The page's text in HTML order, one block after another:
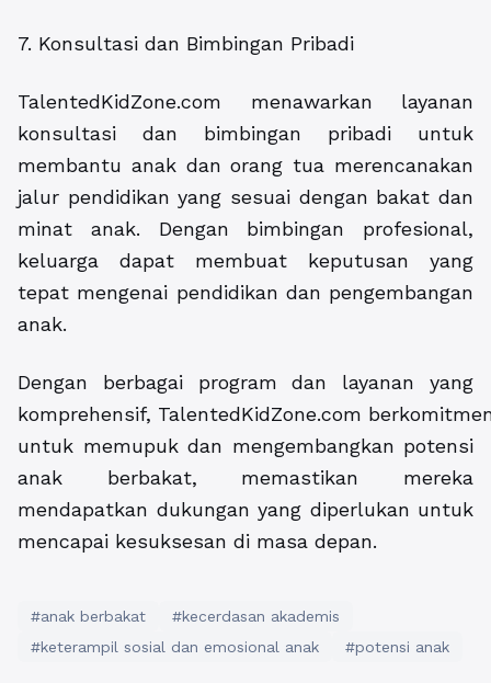
7. Konsultasi dan Bimbingan Pribadi
TalentedKidZone.com menawarkan layanan
konsultasi dan bimbingan pribadi untuk
membantu anak dan orang tua merencanakan
jalur pendidikan yang sesuai dengan bakat dan
minat anak. Dengan bimbingan profesional,
keluarga dapat membuat keputusan yang
tepat mengenai pendidikan dan pengembangan
anak.
Dengan berbagai program dan layanan yang
komprehensif, TalentedKidZone.com
untuk memupuk dan mengembangkan potensi
anak berbakat, memastikan mereka
mendapatkan dukungan yang diperlukan untuk
mencapai kesuksesan di masa depan.
#anak berbakat
#kecerdasan akademis
#keterampil sosial dan emosional anak
#potensi anak